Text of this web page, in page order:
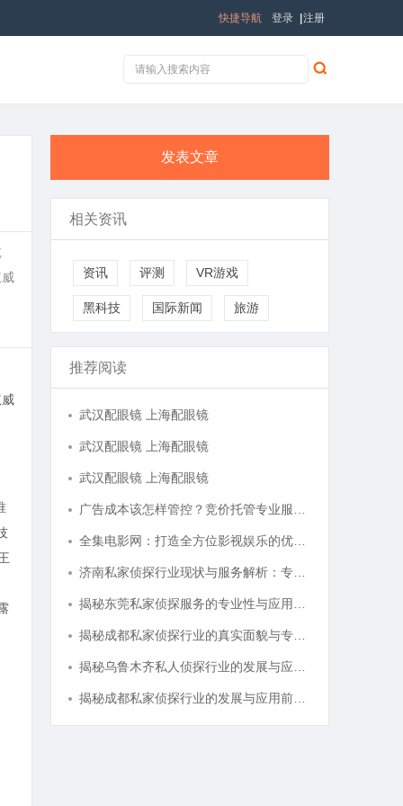
登录 注册
快捷导航
发表文章
相关资讯
资讯 评测 VR游戏
黑科技 国际新闻 旅游
推荐阅读
武汉配眼镜 上海配眼镜
武汉配眼镜 上海配眼镜
武汉配眼镜 上海配眼镜